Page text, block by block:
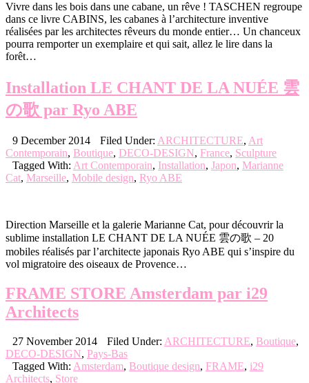
Vivre dans les bois dans une cabane, un rêve ! TASCHEN regroupe
dans ce livre CABINS, les cabanes à l’architecture inventive
réalisées par les architectes rêveurs du monde entier… Un chanceux
pourra remporter un exemplaire et qui sait, allez le lire dans la
forêt…
Installation LE CHANT DE LA NUÉE 雲
の歌 par Ryo ABE
9 December 2014 Filed Under: ARCHITECTURE, Art
Contemporain, Boutique, DECO-DESIGN, France, Sculpture
Tagged With: Art Contemporain, Installation, Japon, Marianne
Cat, Marseille, Mobile design, Ryo ABE
Direction Marseille et la galerie Marianne Cat, pour découvrir la
sublime installation LE CHANT DE LA NUÉE 雲の歌 – 20
mobiles réalisés par l’architecte japonais Ryo ABE qui s’inspire du
vol migratoire des oiseaux de Provence…
FRAME STORE Amsterdam par i29
Architects
27 November 2014 Filed Under: ARCHITECTURE, Boutique,
DECO-DESIGN, Pays-Bas
Tagged With: Amsterdam, Boutique design, FRAME, i29
Architects, Store